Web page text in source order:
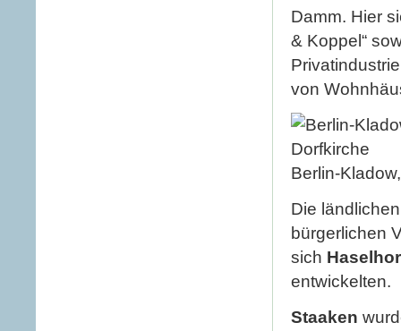
Damm. Hier
& Koppel“
von
Berlin-
Die
bürgerlichen
sich
entwickelten.
Staaken